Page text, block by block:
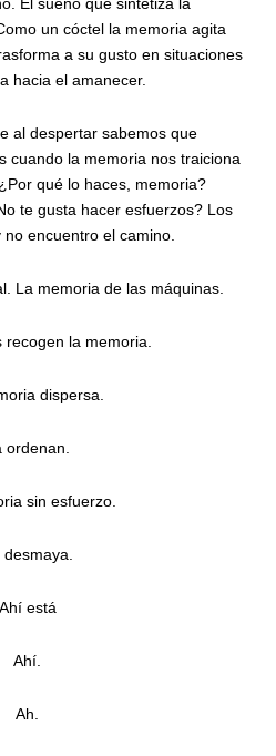
un cóctel la memoria agita
a su gusto en situaciones
hacia el amanecer.
al despertar sabemos que
cuando la memoria nos traiciona
qué lo haces, memoria?
te gusta hacer esfuerzos? Los
encuentro el camino.
La memoria de las máquinas.
recogen la memoria.
dispersa.
ordenan.
sin esfuerzo.
desmaya.
Ahí está
Ahí.
Ah.